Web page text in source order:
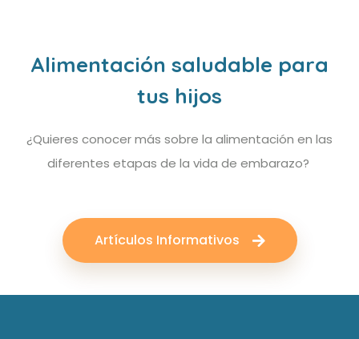
Alimentación saludable para
tus hijos
¿Quieres conocer más sobre la alimentación en las
diferentes etapas de la vida de embarazo?
Artículos Informativos